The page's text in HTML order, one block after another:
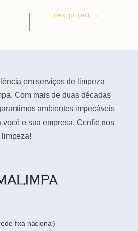
next project →
em serviços de limpeza
Com mais de duas décadas
ambientes impecáveis
você e sua empresa. Confie nos
fixa nacional)